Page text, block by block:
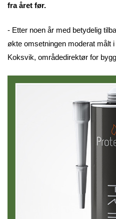
fra året før.
- Etter noen år med betydelig
økte omsetningen moderat målt
Koksvik, områdedirektør for